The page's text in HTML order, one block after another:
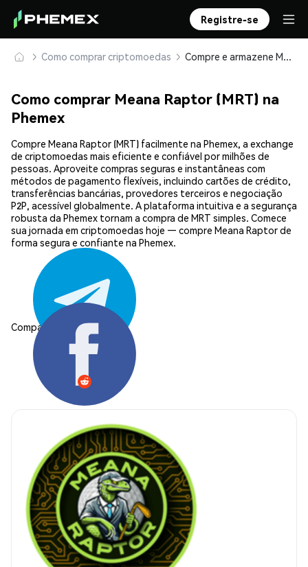
Registre-se
Como comprar criptomoedas Compre e armazene Meana Raptor (MRT) com segurança
Como comprar Meana Raptor (MRT) na
Phemex
Compre Meana Raptor (MRT) facilmente na Phemex, a exchange
de criptomoedas mais eficiente e confiável por milhões de
pessoas. Aproveite compras seguras e instantâneas com
métodos de pagamento flexíveis, incluindo cartões de crédito,
transferências bancárias, provedores terceiros e negociação
P2P, acessível globalmente. A plataforma intuitiva e a segurança
robusta da Phemex tornam a compra de MRT simples. Comece
sua jornada em criptomoedas hoje — compre Meana Raptor de
forma segura e confiante na Phemex.
Compartilhar: